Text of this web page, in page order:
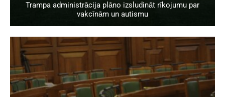
Trampa administrācija plāno izsludināt rīkojumu par
vakcīnām un autismu